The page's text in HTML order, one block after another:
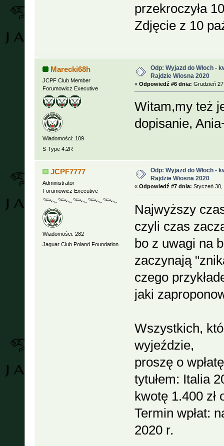
przekroczyła
Zdjęcie z 10
Marecki68h
JCPF Club Member
Forumowicz Executive
Wiadomości: 109
S-Type 4.2R
Odp: Wyjazd do Włoch -
Rajdzie Wiosna 2020
« Odpowiedź #6 dnia: Grudzień
Witam,my też
dopisanie,
JCPF7777
Administrator
Forumowicz Executive
Wiadomości: 282
Jaguar Club Poland Foundation
Odp: Wyjazd do Włoch -
Rajdzie Wiosna 2020
« Odpowiedź #7 dnia: Styczeń 30,
Najwyższy
czyli czas
bo z uwagi na
zaczynają
czego
jaki
Wszystkich,
wyjeździe,
proszę o
tytułem: Italia
kwotę 1.400
Termin wpłat:
2020 r.